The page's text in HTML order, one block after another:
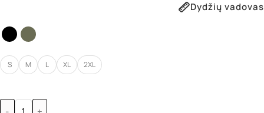
Dydžių vadovas
S M L XL 2XL